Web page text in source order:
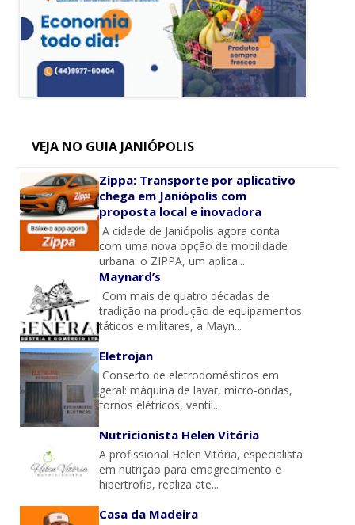
VEJA NO GUIA JANIÓPOLIS
Zippa: Transporte por aplicativo
chega em Janiópolis com
proposta local e inovadora
A cidade de Janiópolis agora conta
com uma nova opção de mobilidade
urbana: o ZIPPA, um aplica...
Maynard’s
Com mais de quatro décadas de
tradição na produção de equipamentos
táticos e militares, a Mayn...
Eletrojan
Conserto de eletrodomésticos em
geral: máquina de lavar, micro-ondas,
fornos elétricos, ventil...
Nutricionista Helen Vitória
A profissional Helen Vitória, especialista
em nutrição para emagrecimento e
hipertrofia, realiza ate...
Casa da Madeira